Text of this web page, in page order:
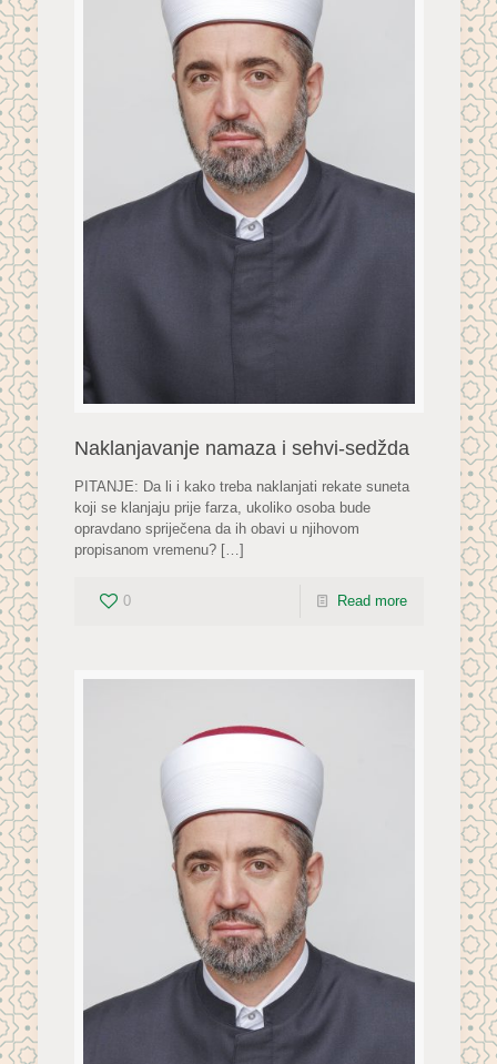
Naklanjavanje namaza i sehvi-sedžda
PITANJE: Da li i kako treba naklanjati rekate suneta
koji se klanjaju prije farza, ukoliko osoba bude
opravdano spriječena da ih obavi u njihovom
propisanom vremenu?[…]
0 Read more